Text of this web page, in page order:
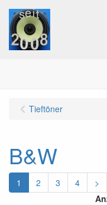
Tieftöner
B&W
1 2 3 4 >